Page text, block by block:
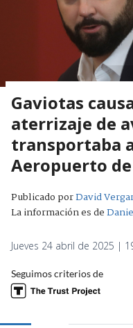
Gaviotas
aterrizaje de
transportaba
Aeropuerto
Publicado porDavid
La información es de
Jueves 24 abril de 2025 |
Seguimos criterios de